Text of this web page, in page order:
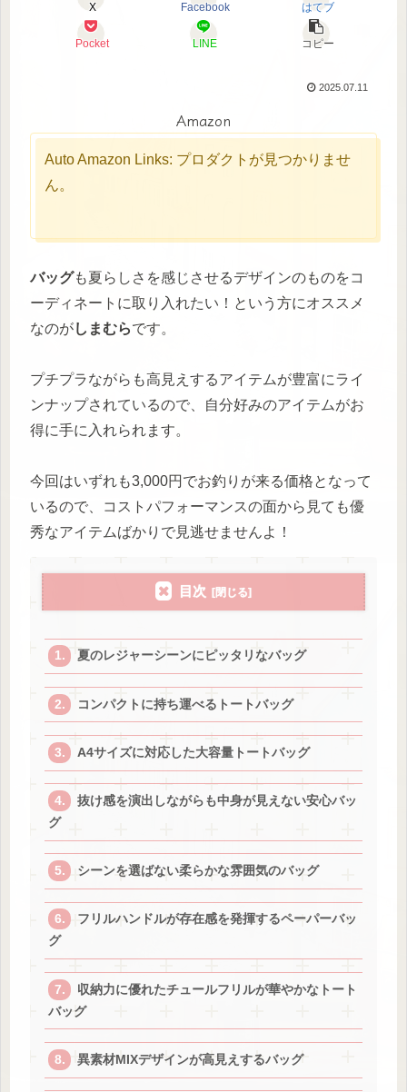
X Facebook はてブ
Pocket LINE コピー
2025.07.11
Amazon
Auto Amazon Links: プロダクトが見つかりませ
ん。
バッグも夏らしさを感じさせるデザインのものをコ
ーディネートに取り入れたい！という方にオススメ
なのがしまむらです。
プチプラながらも高見えするアイテムが豊富にライ
ンナップされているので、自分好みのアイテムがお
得に手に入れられます。
今回はいずれも3,000円でお釣りが来る価格となって
いるので、コストパフォーマンスの面から見ても優
秀なアイテムばかりで見逃せませんよ！
目次
夏のレジャーシーンにピッタリなバッグ
コンパクトに持ち運べるトートバッグ
A4サイズに対応した大容量トートバッグ
抜け感を演出しながらも中身が見えない安心バッ
グ
シーンを選ばない柔らかな雰囲気のバッグ
フリルハンドルが存在感を発揮するペーパーバッ
グ
収納力に優れたチュールフリルが華やかなトート
バッグ
異素材MIXデザインが高見えするバッグ